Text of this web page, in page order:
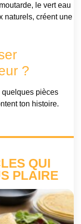
le vert eau
naturels, créent une
?
quelques pièces
ton histoire.
QUI
PLAIRE